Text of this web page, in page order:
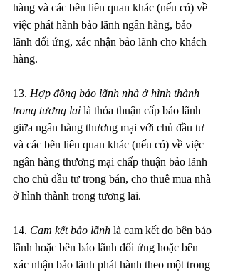
hàng và các bên liên quan khác (nếu có) về
việc phát hành bảo lãnh ngân hàng, bảo
lãnh đối ứng, xác nhận bảo lãnh cho khách
hàng.
13. Hợp đồng bảo lãnh nhà ở hình thành
trong tương lai là thỏa thuận cấp bảo lãnh
giữa ngân hàng thương mại với chủ đầu tư
và các bên liên quan khác (nếu có) về việc
ngân hàng thương mại chấp thuận bảo lãnh
cho chủ đầu tư trong bán, cho thuê mua nhà
ở hình thành trong tương lai.
14. Cam kết bảo lãnh là cam kết do bên bảo
lãnh hoặc bên bảo lãnh đối ứng hoặc bên
xác nhận bảo lãnh phát hành theo một trong